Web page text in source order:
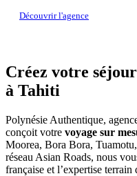
Découvrir l'agence
Créez votre
à Tahiti
Polynésie Authentique,
conçoit votre voyage sur
Moorea, Bora Bora,
réseau Asian Roads, nous
française et l’expertise terrain